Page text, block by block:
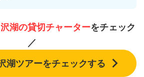
湖の貸切チャーターをチェック
／
湖ツアーをチェックする